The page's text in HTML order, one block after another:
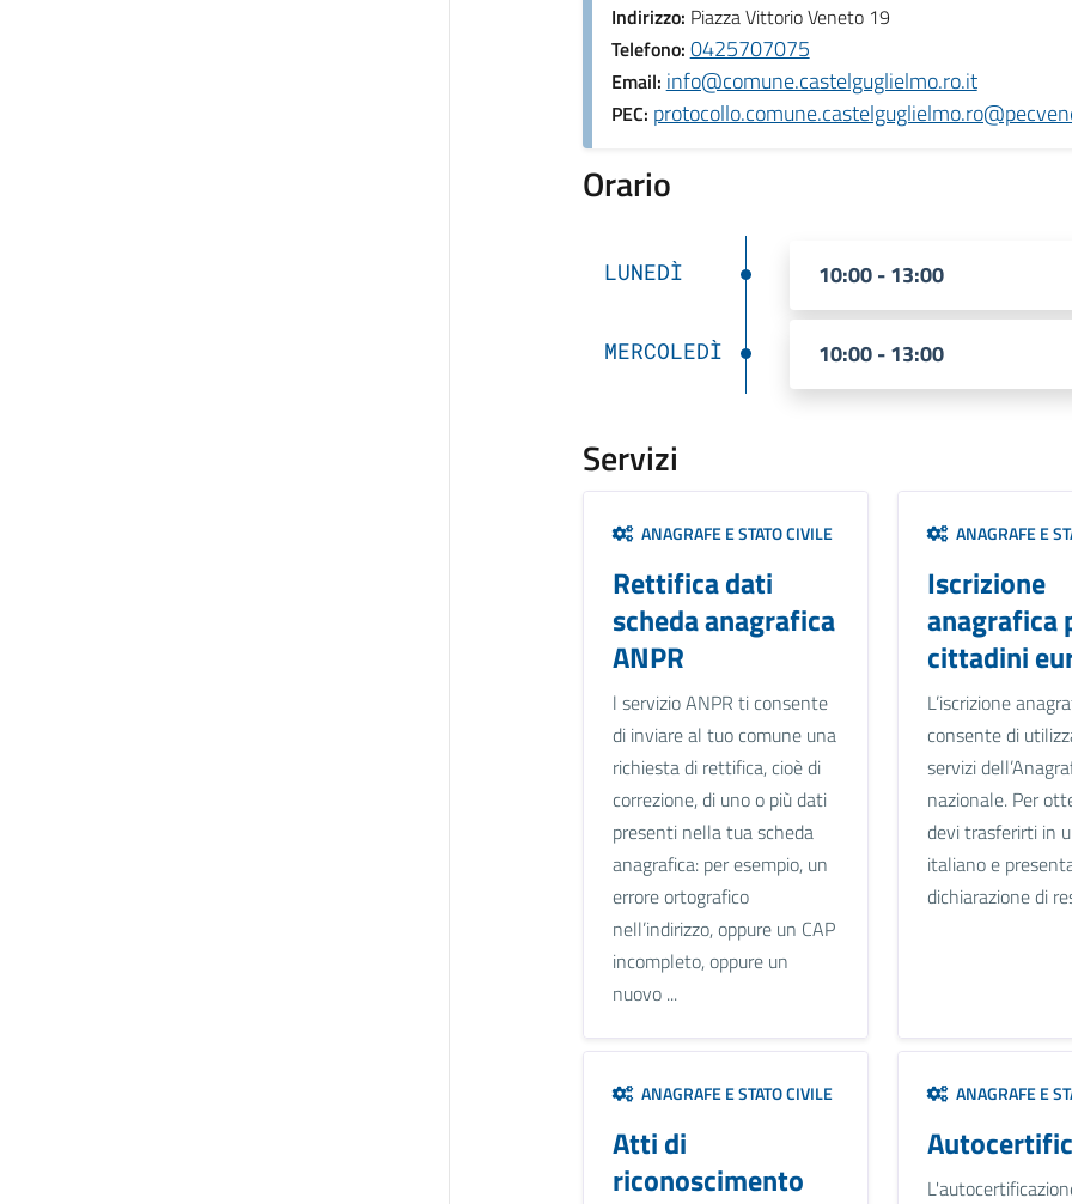
Indirizzo: Piazza Vittorio Veneto 19
Telefono: 0425707075
Email: info@comune.castelguglielmo.ro.it
PEC:
Orario
LUNEDÌ 10:00 - 13:00
MERCOLEDÌ 10:00 - 13:00
Servizi
ANAGRAFE E STATO CIVILE
Rettifica dati
scheda anagrafica
ANPR
l servizio ANPR ti consente
di inviare al tuo comune una
richiesta di rettifica, cioè di
correzione, di uno o più dati
presenti nella tua scheda
anagrafica: per esempio, un
errore ortografico
nell’indirizzo, oppure un CAP
incompleto, oppure un
nuovo ...
ANAGRAFE E
Iscrizione
anagrafica
cittadini
L’iscrizione
consente di
servizi
nazionale. Per
devi trasferirti in
italiano e
dichiarazione di
ANAGRAFE E STATO CIVILE
Atti di
riconoscimento
ANAGRAFE E